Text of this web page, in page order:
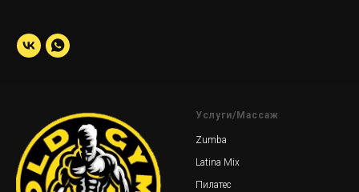
Услуги/Массаж
Zumba
Latina Mix
Пилатес